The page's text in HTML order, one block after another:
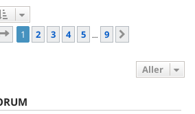
Page 1sur
1 2 3 4 5 … 9
Aller